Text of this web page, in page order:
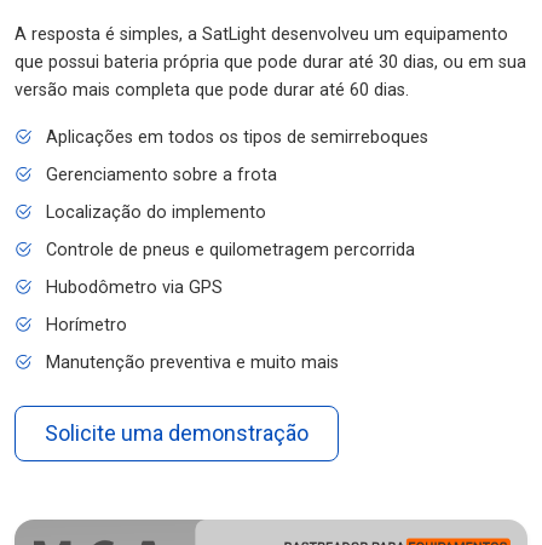
A resposta é simples, a SatLight desenvolveu um equipamento
que possui bateria própria que pode durar até 30 dias, ou em sua
versão mais completa que pode durar até 60 dias.
Aplicações em todos os tipos de semirreboques
Gerenciamento sobre a frota
Localização do implemento
Controle de pneus e quilometragem percorrida
Hubodômetro via GPS
Horímetro
Manutenção preventiva e muito mais
Solicite uma demonstração